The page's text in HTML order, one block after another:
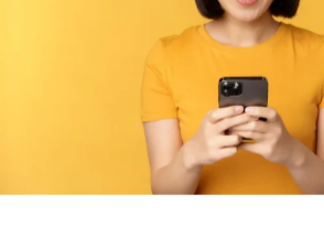
Debut Manis Mitchell
Bawa Indonesia